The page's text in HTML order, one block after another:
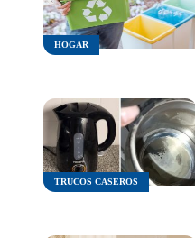
HOGAR
TRUCOS CASEROS